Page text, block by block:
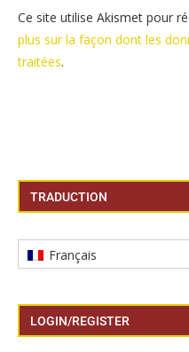
Ce site utilise Akismet pour
plus sur la façon dont les
traitées.
TRADUCTION
Français
LOGIN/REGISTER